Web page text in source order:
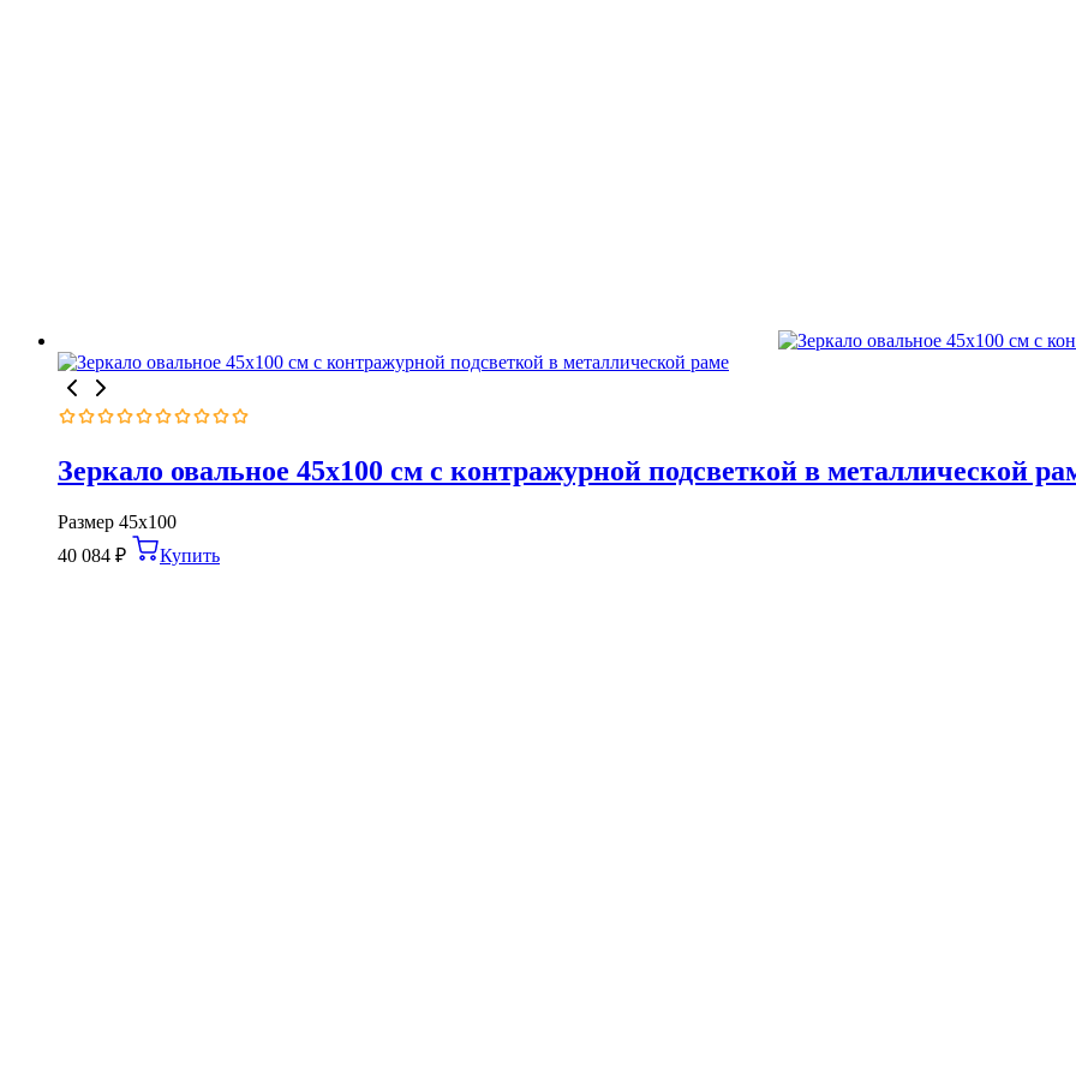
5
Зеркало овальное 45х100 см с контражурной подсветкой в металлической
Размер 45х100
40 084 ₽ Купить